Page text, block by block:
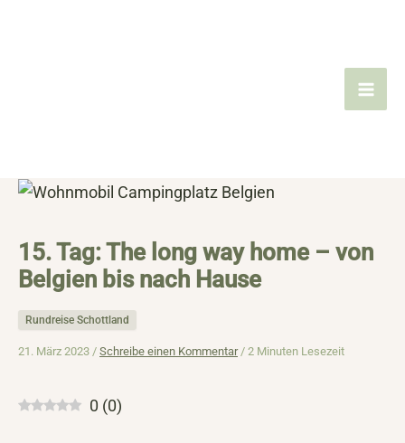
15. Tag: The long way home – von
Belgien bis nach Hause
Rundreise Schottland
21. März 2023 / Schreibe einen Kommentar / 2 Minuten Lesezeit
0 (0)